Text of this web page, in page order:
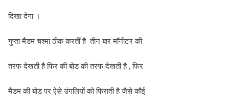
दिखा देगा ।
गुप्ता मैडम चश्मा ठीक करतीं है तीन बार माॅनीटर की
तरफ देखती है फिर की बोड की तरफ देखती है , फिर
मैडम की बोड पर ऐसे उंगलियों को फिराती है जैसे कौई